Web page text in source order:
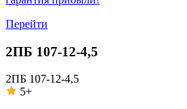
Перейти
2ПБ 107-12-4,5
2ПБ 107-12-4,5
5+